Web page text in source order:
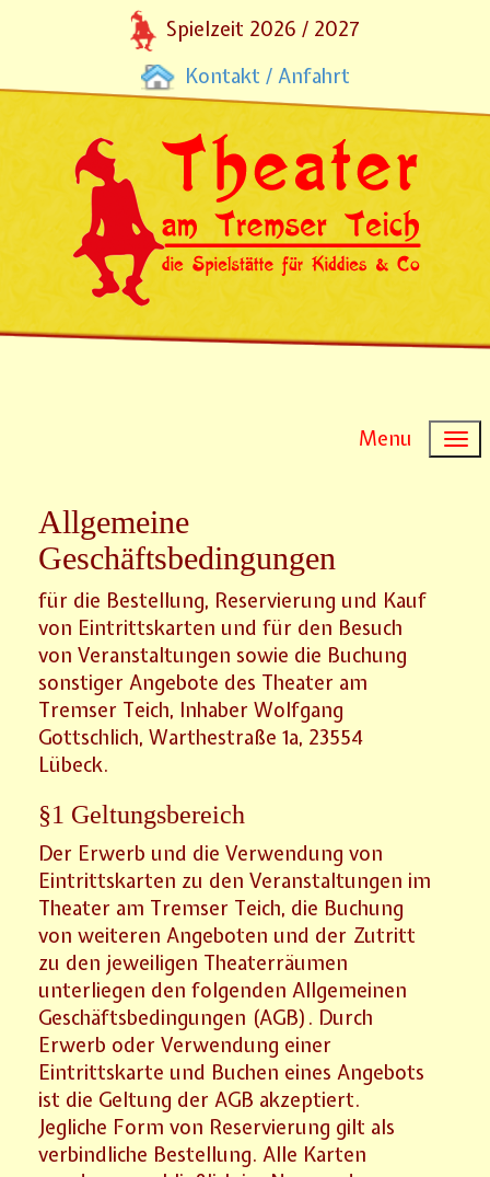
Spielzeit 2026 / 2027
Kontakt / Anfahrt
Menu
Allgemeine
Geschäftsbedingungen
für die Bestellung, Reservierung und Kauf
von Eintrittskarten und für den Besuch
von Veranstaltungen sowie die Buchung
sonstiger Angebote des Theater am
Tremser Teich, Inhaber Wolfgang
Gottschlich, Warthestraße 1a, 23554
Lübeck.
§1 Geltungsbereich
Der Erwerb und die Verwendung von
Eintrittskarten zu den Veranstaltungen im
Theater am Tremser Teich, die Buchung
von weiteren Angeboten und der Zutritt
zu den jeweiligen Theaterräumen
unterliegen den folgenden Allgemeinen
Geschäftsbedingungen (AGB). Durch
Erwerb oder Verwendung einer
Eintrittskarte und Buchen eines Angebots
ist die Geltung der AGB akzeptiert.
Jegliche Form von Reservierung gilt als
verbindliche Bestellung. Alle Karten